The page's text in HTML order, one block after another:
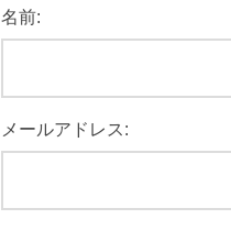
名前:
メールアドレス: